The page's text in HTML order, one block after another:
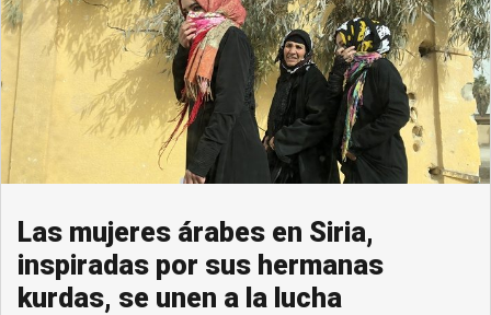
Las mujeres árabes en Siria,
inspiradas por sus hermanas
kurdas, se unen a la lucha